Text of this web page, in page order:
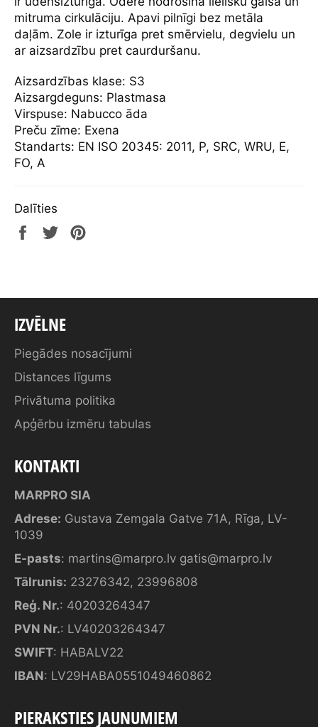
mitruma cirkulāciju. Apavi pilnīgi bez metāla
daļām. Zole ir izturīga pret smērvielu, degvielu un
ar aizsardzību pret caurduršanu.
Aizsardzības klase: S3
Aizsargdeguns: Plastmasa
Virspuse: Nabucco āda
Preču zīme: Exena
Standarts: EN ISO 20345: 2011, P, SRC, WRU, E,
FO, A
Dalīties
Share Tweet
IZVĒLNE
Piegādes nosacījumi
Distances līgums
Privātuma politika
Apģērbu izmēru tabulas
KONTAKTI
MARPRO SIA
Adrese: Gustava Zemgala Gatve 71A, Rīga, LV-
1039
E-pasts: martins@marpro.lv gatis@marpro.lv
Tālrunis: 23276342, 23996808
Reģ. Nr.: 40203264347
PVN Nr.: LV40203264347
SWIFT: HABALV22
IBAN: LV29HABA0551049460862
PIERAKSTIES JAUNUMIEM